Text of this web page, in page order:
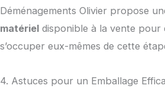
Déménagements Olivier propose
matériel disponible à la vente pour
s’occuper eux-mêmes de cette
4. Astuces pour un Emballage